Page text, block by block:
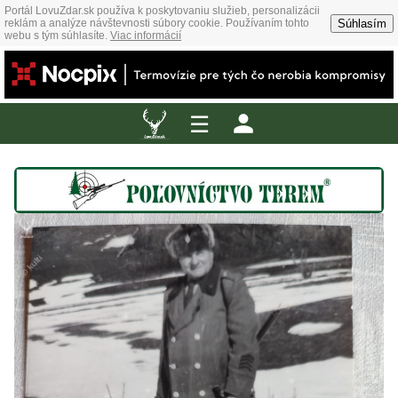
Portál LovuZdar.sk používa k poskytovaniu služieb, personalizácii
reklám a analýze návštevnosti súbory cookie. Používaním tohto
webu s tým súhlasíte. Viac informácií
Súhlasím
☰